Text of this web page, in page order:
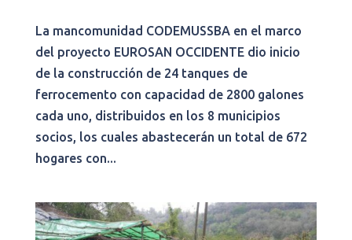
La mancomunidad CODEMUSSBA en el marco
del proyecto EUROSAN OCCIDENTE dio inicio
de la construcción de 24 tanques de
ferrocemento con capacidad de 2800 galones
cada uno, distribuidos en los 8 municipios
socios, los cuales abastecerán un total de 672
hogares con...